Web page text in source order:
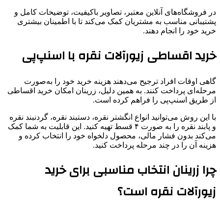
در فروشگاه‌های آنلاین معتبر، تصاویر باکیفیت، توضیحات کامل و
پشتیبانی مناسب به مشتریان کمک می‌کند تا با اطمینان بیشتری
خرید خود را انجام دهند.
خرید اقساطی زیورآلات نقره با اسنپ‌پی
گاهی اوقات افراد ترجیح می‌دهند هزینه خرید خود را به‌صورت
مرحله‌ای پرداخت کنند. به همین دلیل، زرینان امکان خرید اقساطی
از طریق اسنپ‌پی را فراهم کرده است.
با این روش می‌توانید انواع انگشتر نقره، دستبند نقره، گردنبند نقره
و پابند نقره را به صورت ۴ قسط تهیه کنید. این قابلیت به شما کمک
می‌کند بدون فشار مالی، محصول دلخواه خود را انتخاب کرده و
هزینه آن را در چند مرحله پرداخت کنید.
چرا زرینان انتخاب مناسبی برای خرید
زیورآلات نقره است؟